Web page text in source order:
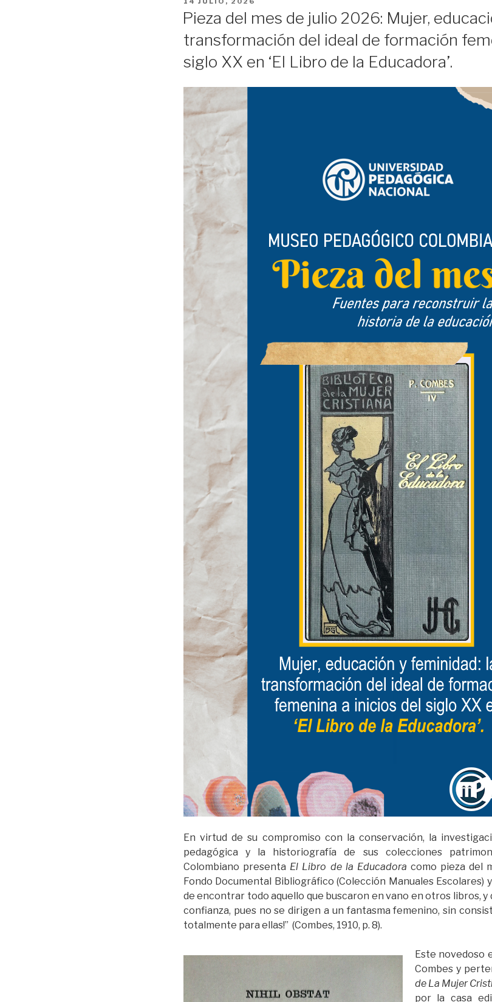
Pieza del mes de julio 2026: Mujer,
transformación del ideal de formación
siglo XX en ‘El Libro de la Educadora’.
En virtud de su compromiso con la conservación, la
pedagógica y la historiografía de sus colecciones
Colombiano presenta El Libro de la Educadora como pieza del
Fondo Documental Bibliográfico (Colección Manuales Escolares)
de encontrar todo aquello que buscaron en vano en otros libros,
confianza, pues no se dirigen a un fantasma femenino, sin
totalmente para ellas!” (Combes, 1910, p. 8).
Este novedoso
Combes y
de La Mujer
por la casa